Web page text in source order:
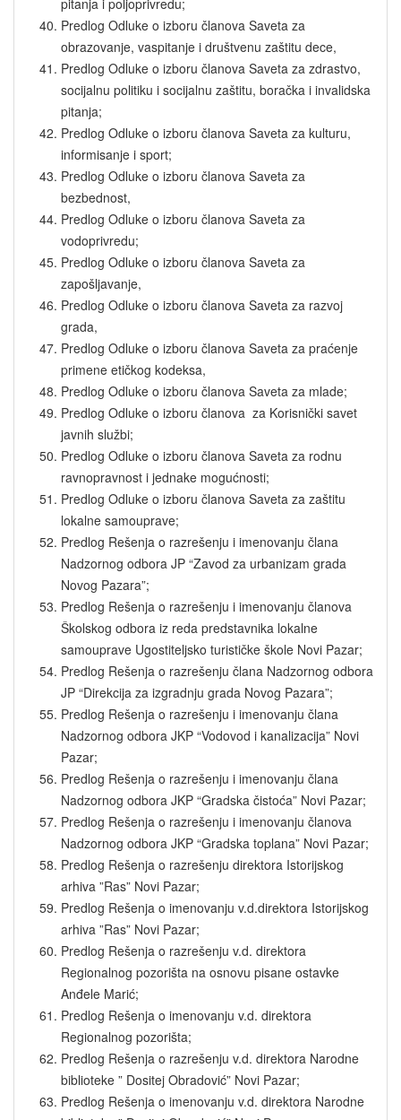
pitanja i poljoprivredu;
Predlog Odluke o izboru članova Saveta za
obrazovanje, vaspitanje i društvenu zaštitu dece,
Predlog Odluke o izboru članova Saveta za zdrastvo,
socijalnu politiku i socijalnu zaštitu, boračka i invalidska
pitanja;
Predlog Odluke o izboru članova Saveta za kulturu,
informisanje i sport;
Predlog Odluke o izboru članova Saveta za
bezbednost,
Predlog Odluke o izboru članova Saveta za
vodoprivredu;
Predlog Odluke o izboru članova Saveta za
zapošljavanje,
Predlog Odluke o izboru članova Saveta za razvoj
grada,
Predlog Odluke o izboru članova Saveta za praćenje
primene etičkog kodeksa,
Predlog Odluke o izboru članova Saveta za mlade;
Predlog Odluke o izboru članova za Korisnički savet
javnih službi;
Predlog Odluke o izboru članova Saveta za rodnu
ravnopravnost i jednake mogućnosti;
Predlog Odluke o izboru članova Saveta za zaštitu
lokalne samouprave;
Predlog Rešenja o razrešenju i imenovanju člana
Nadzornog odbora JP “Zavod za urbanizam grada
Novog Pazara”;
Predlog Rešenja o razrešenju i imenovanju članova
Školskog odbora iz reda predstavnika lokalne
samouprave Ugostiteljsko turističke škole Novi Pazar;
Predlog Rešenja o razrešenju člana Nadzornog odbora
JP “Direkcija za izgradnju grada Novog Pazara”;
Predlog Rešenja o razrešenju i imenovanju člana
Nadzornog odbora JKP “Vodovod i kanalizacija” Novi
Pazar;
Predlog Rešenja o razrešenju i imenovanju člana
Nadzornog odbora JKP “Gradska čistoća” Novi Pazar;
Predlog Rešenja o razrešenju i imenovanju članova
Nadzornog odbora JKP “Gradska toplana” Novi Pazar;
Predlog Rešenja o razrešenju direktora Istorijskog
arhiva ”Ras” Novi Pazar;
Predlog Rešenja o imenovanju v.d.direktora Istorijskog
arhiva ”Ras” Novi Pazar;
Predlog Rešenja o razrešenju v.d. direktora
Regionalnog pozorišta na osnovu pisane ostavke
Anđele Marić;
Predlog Rešenja o imenovanju v.d. direktora
Regionalnog pozorišta;
Predlog Rešenja o razrešenju v.d. direktora Narodne
biblioteke ” Dositej Obradović” Novi Pazar;
Predlog Rešenja o imenovanju v.d. direktora Narodne